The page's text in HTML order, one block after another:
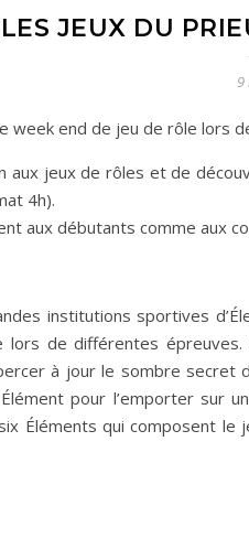
LES JEUX DU
9
week end de jeu de rôle lors
aux jeux de rôles et de
4h).
aux débutants comme aux
institutions sportives
lors de différentes
à jour le sombre secret
pour l’emporter sur
Éléments qui composent